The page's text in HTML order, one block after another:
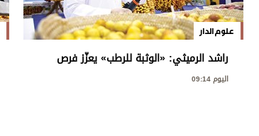
علوم الدار
راشد الرميثي: «الوثبة للرطب» يعزّز فرص
العرض والتسويق
اليوم 09:14